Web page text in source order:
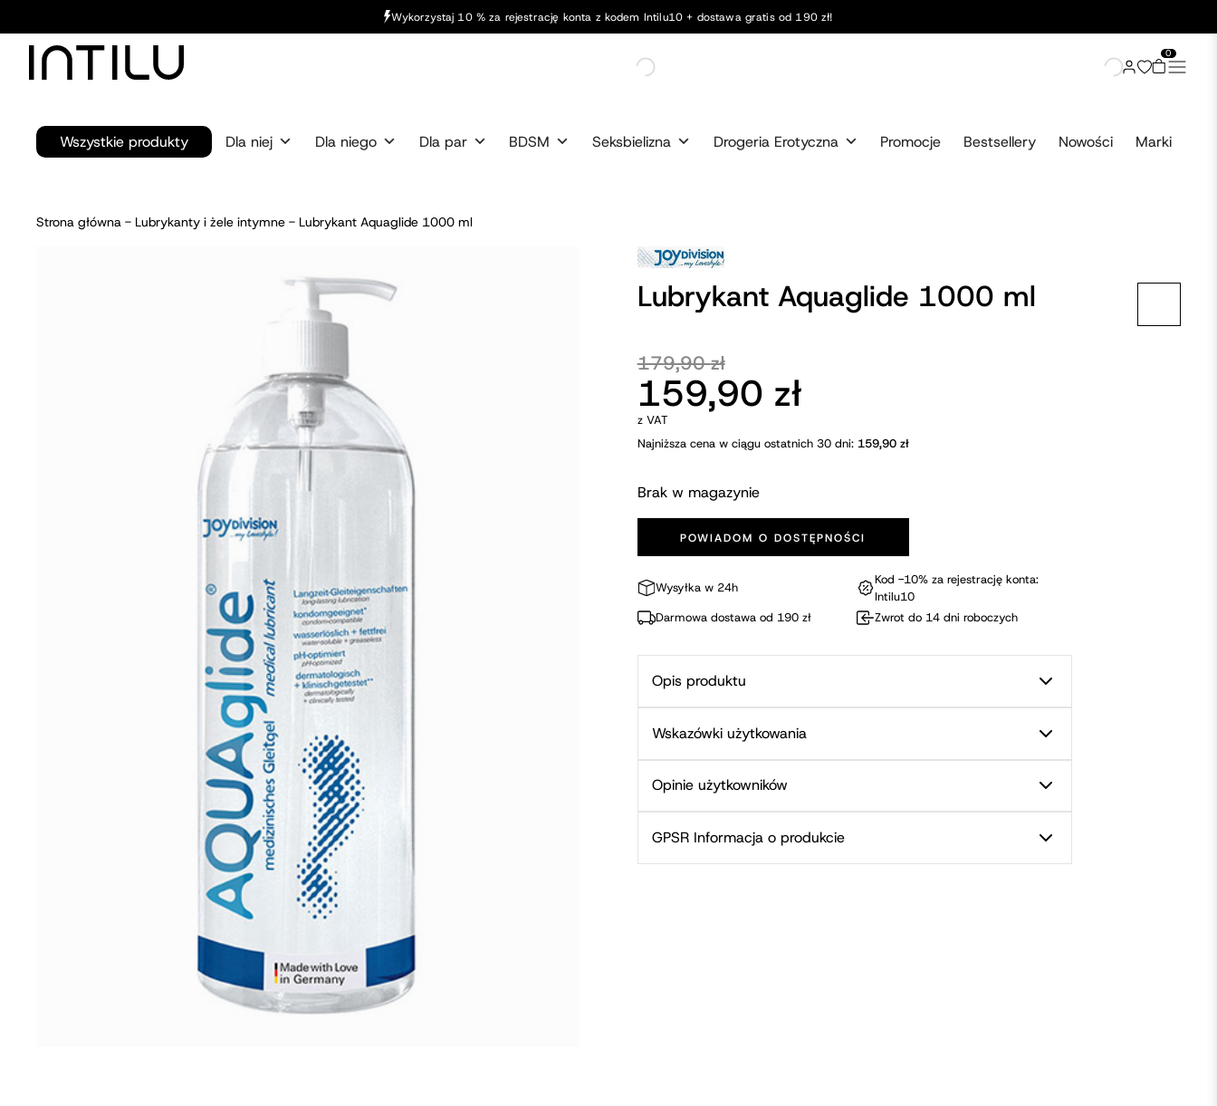
Wykorzystaj 10 % za rejestrację konta z kodem Intilu10 + dostawa gratis od 190 zł!
0
Wszystkie produkty Dla niej Dla niego Dla par BDSM Seksbielizna Drogeria Erotyczna Promocje Bestsellery Nowości Marki
Strona główna - Lubrykanty i żele intymne - Lubrykant Aquaglide 1000 ml
Lubrykant Aquaglide 1000 ml
179,90zł
Pierwotna
cena
wynosiła:
179,90 zł.
159,90 zł
Aktualna
cena
wynosi:
159,90 zł.
z VAT
Najniższa cena w ciągu ostatnich 30 dni: 159,90 zł
Brak w magazynie
POWIADOM O DOSTĘPNOŚCI
Wysyłka w 24h
Kod -10% za rejestrację konta:
Intilu10
Darmowa dostawa od 190 zł
Zwrot do 14 dni roboczych
Opis produktu
Wskazówki użytkowania
Opinie użytkowników
GPSR Informacja o produkcie